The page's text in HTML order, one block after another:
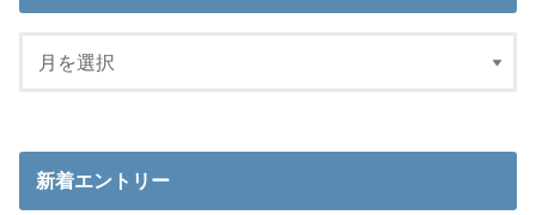
新着エントリー